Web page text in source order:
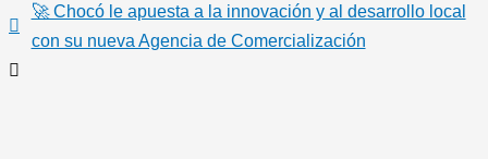
🚀 Chocó le apuesta a la innovación y al desarrollo local
con su nueva Agencia de Comercialización